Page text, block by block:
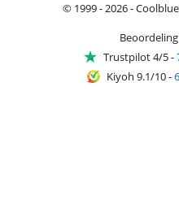
© 1999 - 2026 -
Trustpilot 4/5-
Kiyoh 9.1/10-